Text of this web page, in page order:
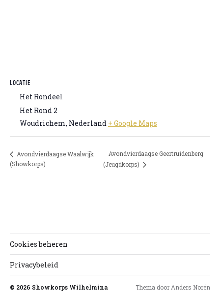
LOCATIE
Het Rondeel
Het Rond 2
Woudrichem, Nederland + Google Maps
Avondvierdaagse Waalwijk
(Showkorps)
Avondvierdaagse Geertruidenberg
(Jeugdkorps)
Cookies beheren
Privacybeleid
© 2026 Showkorps Wilhelmina Thema door Anders Norén